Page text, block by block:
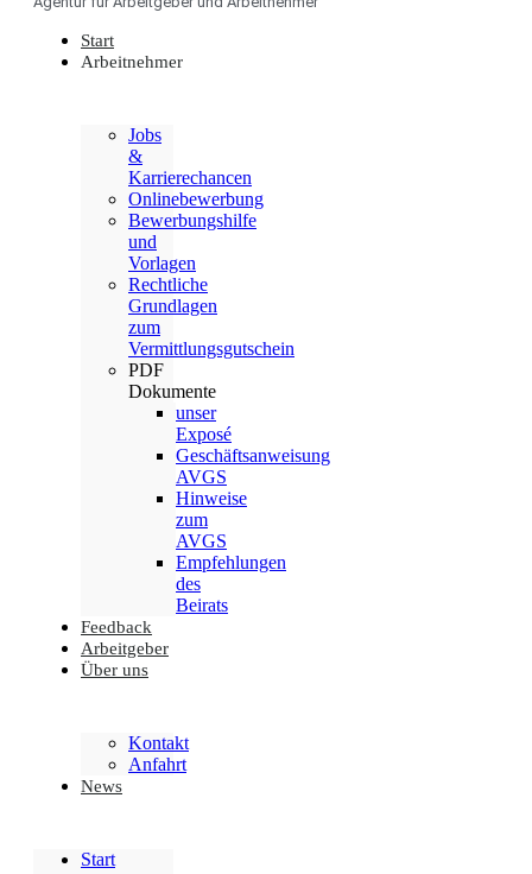
Start
Arbeitnehmer
Jobs
&
Karrierechancen
Onlinebewerbung
Bewerbungshilfe
und
Vorlagen
Rechtliche
Grundlagen
zum
Vermittlungsgutschein
PDF
Dokumente
unser
Exposé
Geschäftsanweisung
AVGS
Hinweise
zum
AVGS
Empfehlungen
des
Beirats
Feedback
Arbeitgeber
Über uns
Kontakt
Anfahrt
News
Start